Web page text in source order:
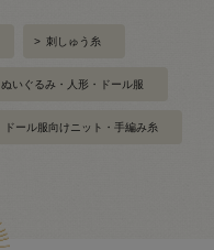
> 刺しゅう糸
ぬいぐるみ・人形・ドール服
ドール服向けニット・手編み糸